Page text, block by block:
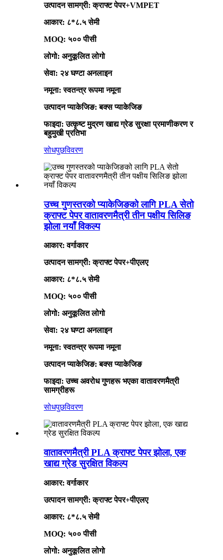
उत्पादन सामग्री: क्राफ्ट पेपर+VMPET
आकार: ८*८.५ सेमी
MOQ: ५०० पीसी
लोगो: अनुकूलित लोगो
सेवा: २४ घण्टा अनलाइन
नमूना: स्वतन्त्र रूपमा नमूना
उत्पादन प्याकेजिङ: बक्स प्याकेजिङ
फाइदा: उत्कृष्ट मुद्रण खाद्य ग्रेड सुरक्षा प्रमाणीकरण र
बहुमुखी प्रतिभा
सोधपुछविवरण
उच्च गुणस्तरको प्याकेजिङको लागि PLA सेतो
क्राफ्ट पेपर वातावरणमैत्री तीन पक्षीय सिलिङ
झोला नयाँ विकल्प
आकार: वर्गाकार
उत्पादन सामग्री: क्राफ्ट पेपर+पीएलए
आकार: ८*८.५ सेमी
MOQ: ५०० पीसी
लोगो: अनुकूलित लोगो
सेवा: २४ घण्टा अनलाइन
नमूना: स्वतन्त्र रूपमा नमूना
उत्पादन प्याकेजिङ: बक्स प्याकेजिङ
फाइदा: उच्च अवरोध गुणहरू भएका वातावरणमैत्री
सामग्रीहरू
सोधपुछविवरण
वातावरणमैत्री PLA क्राफ्ट पेपर झोला, एक
खाद्य ग्रेड सुरक्षित विकल्प
आकार: वर्गाकार
उत्पादन सामग्री: क्राफ्ट पेपर+पीएलए
आकार: ८*८.५ सेमी
MOQ: ५०० पीसी
लोगो: अनुकूलित लोगो